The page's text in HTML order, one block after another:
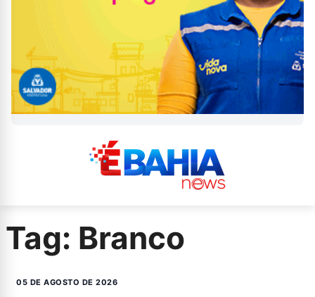
Tag: Branco
05 DE AGOSTO DE 2026